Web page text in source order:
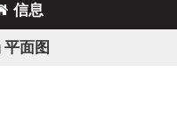
信息
平面图